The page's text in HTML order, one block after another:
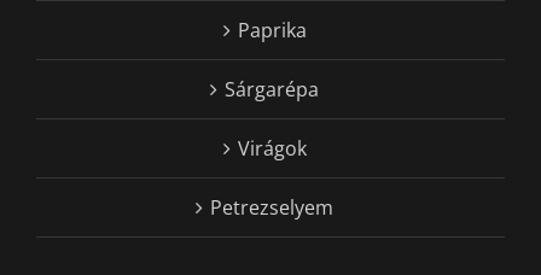
Paprika
Sárgarépa
Virágok
Petrezselyem